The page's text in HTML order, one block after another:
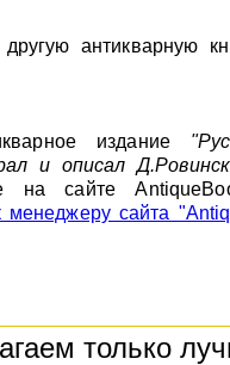
антикварную
издание
и описал
на сайте
менеджеру сайта
только